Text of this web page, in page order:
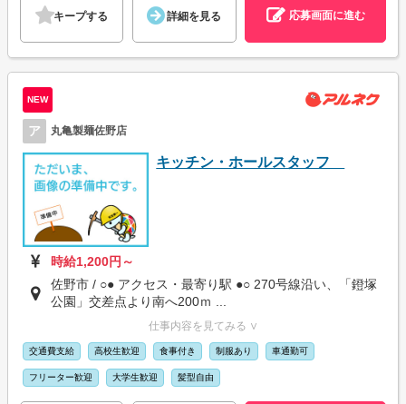
キープする 詳細を見る 応募画面に進む
NEW
ア 丸亀製麺佐野店
キッチン・ホールスタッフ
時給1,200円～
佐野市 / ○● アクセス・最寄り駅 ●○ 270号線沿い、「鐙塚
公園」交差点より南へ200ｍ ...
仕事内容を見てみる ∨
交通費支給 高校生歓迎 食事付き 制服あり 車通勤可
フリーター歓迎 大学生歓迎 髪型自由